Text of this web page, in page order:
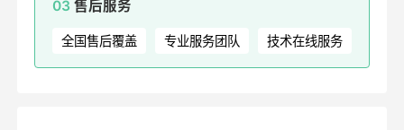
03 售后服务
全国售后覆盖 专业服务团队 技术在线服务